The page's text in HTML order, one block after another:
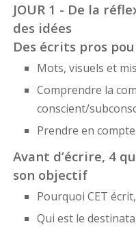
JOUR 1 - De la
des idées
Des écrits pros
Mots, visuels et
Comprendre la
conscient/
Prendre en
Avant d’écrire, 4
son objectif
Pourquoi CET
Qui est le